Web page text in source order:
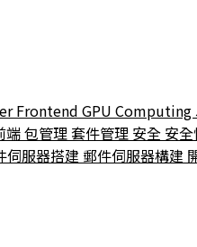
Frontend GPU Computing
端包管理套件管理 安全 安
伺服器搭建 郵件伺服器構建